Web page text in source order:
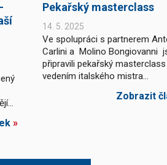
»
Pekařský masterclass
14. 5. 2025
Ve spolupráci s partnerem
Carlini a Molino Bongiovanni
připravili pekařský
vedením italského mistra...
Zobrazit